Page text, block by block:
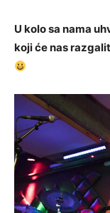
U kolo sa nama
koji će nas